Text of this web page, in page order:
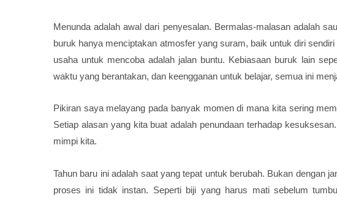
Menunda adalah awal dari penyesalan. Bermalas-malasan adalah
buruk hanya menciptakan atmosfer yang suram, baik untuk diri
usaha untuk mencoba adalah jalan buntu. Kebiasaan buruk lain
waktu yang berantakan, dan keengganan untuk belajar, semua ini
Pikiran saya melayang pada banyak momen di mana kita sering
Setiap alasan yang kita buat adalah penundaan terhadap
mimpi kita.
Tahun baru ini adalah saat yang tepat untuk berubah. Bukan dengan
proses ini tidak instan. Seperti biji yang harus mati sebelum